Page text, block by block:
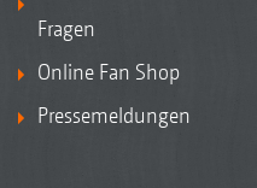
Fragen
Online Fan Shop
Pressemeldungen